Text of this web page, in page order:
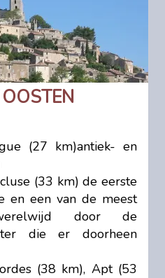
(27 km)antiek- en
(33 km) de eerste
en een van de meest
door de
die er doorheen
(38 km), Apt (53